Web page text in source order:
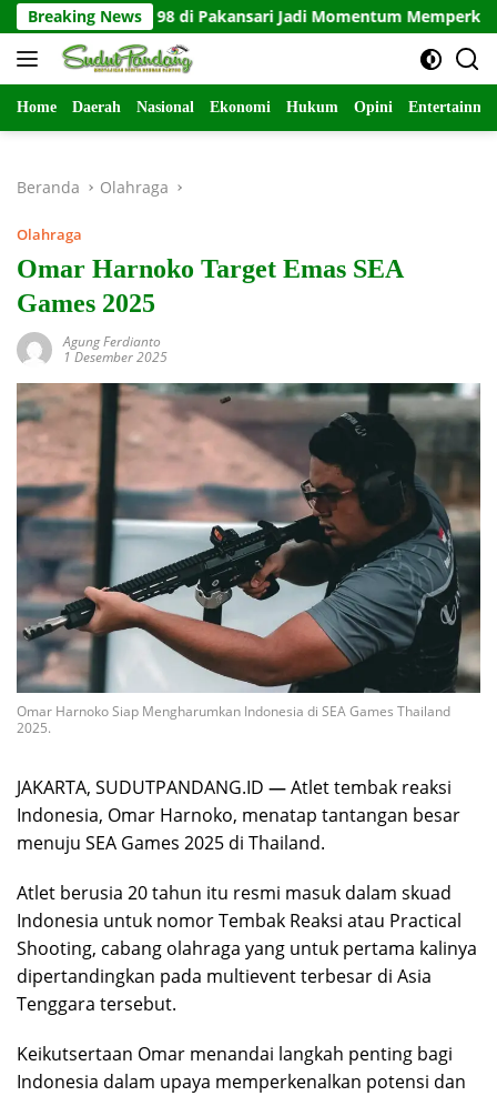
Langsung
ke
konten
Breaking News
BPPKB 98 di Pakansari Jadi Momentum Memperkuat
Home Daerah Nasional Ekonomi Hukum Opini
Beranda Olahraga
Olahraga
Omar Harnoko Target Emas SEA
Games 2025
Agung Ferdianto
1 Desember 2025
Omar Harnoko Siap Mengharumkan Indonesia di SEA Games Thailand
2025.
JAKARTA, SUDUTPANDANG.ID —Atlet tembak reaksi
Indonesia, Omar Harnoko, menatap tantangan besar
menuju SEA Games 2025 di Thailand.
Atlet berusia 20 tahun itu resmi masuk dalam skuad
Indonesia untuk nomor Tembak Reaksi atau Practical
Shooting, cabang olahraga yang untuk pertama kalinya
dipertandingkan pada multievent terbesar di Asia
Tenggara tersebut.
Keikutsertaan Omar menandai langkah penting bagi
Indonesia dalam upaya memperkenalkan potensi dan